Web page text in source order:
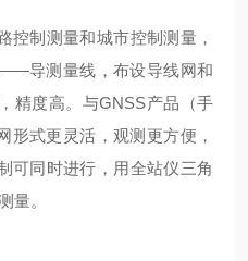
控制测量和城市控制测量，
导测量线，布设导线网和
精度高。与GNSS产品（手
形式更灵活，观测更方便，
可同时进行，用全站仪三角
量。